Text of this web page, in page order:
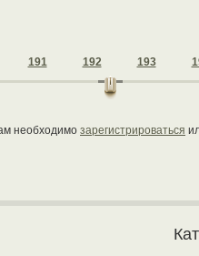
191 192 193
необходимо зарегистрироваться